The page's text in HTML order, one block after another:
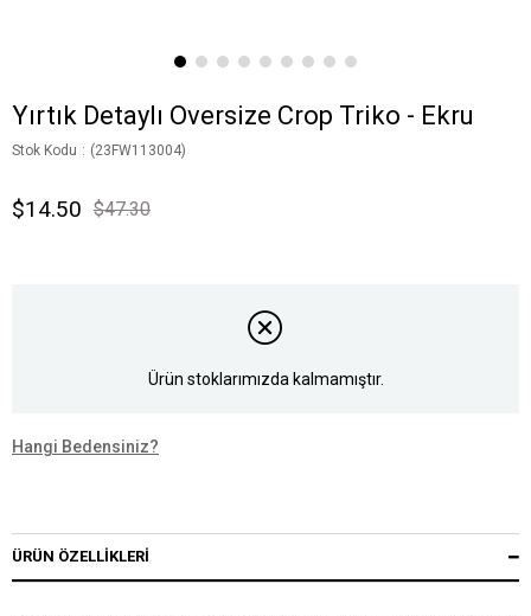
Yırtık Detaylı Oversize Crop Triko - Ekru
Stok Kodu (23FW113004)
$47.30
$14.50
Ürün stoklarımızda kalmamıştır.
Hangi Bedensiniz?
ÜRÜN ÖZELLIKLERI